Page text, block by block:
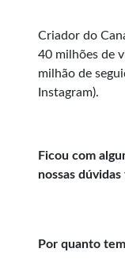
Criador do
40 milhões de
milhão de
Instagram).
Ficou com
nossas
Por quanto